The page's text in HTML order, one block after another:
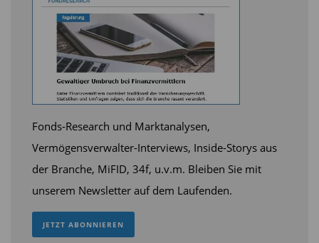
Fonds-Research und Marktanalysen,
Vermögensverwalter-Interviews, Inside-Storys aus
der Branche, MiFID, 34f, u.v.m. Bleiben Sie mit
unserem Newsletter auf dem Laufenden.
JETZT ABONNIEREN